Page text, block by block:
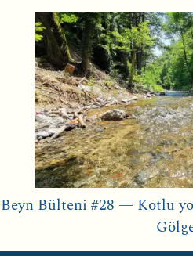
Beyn Bülteni #28 — Kotlu